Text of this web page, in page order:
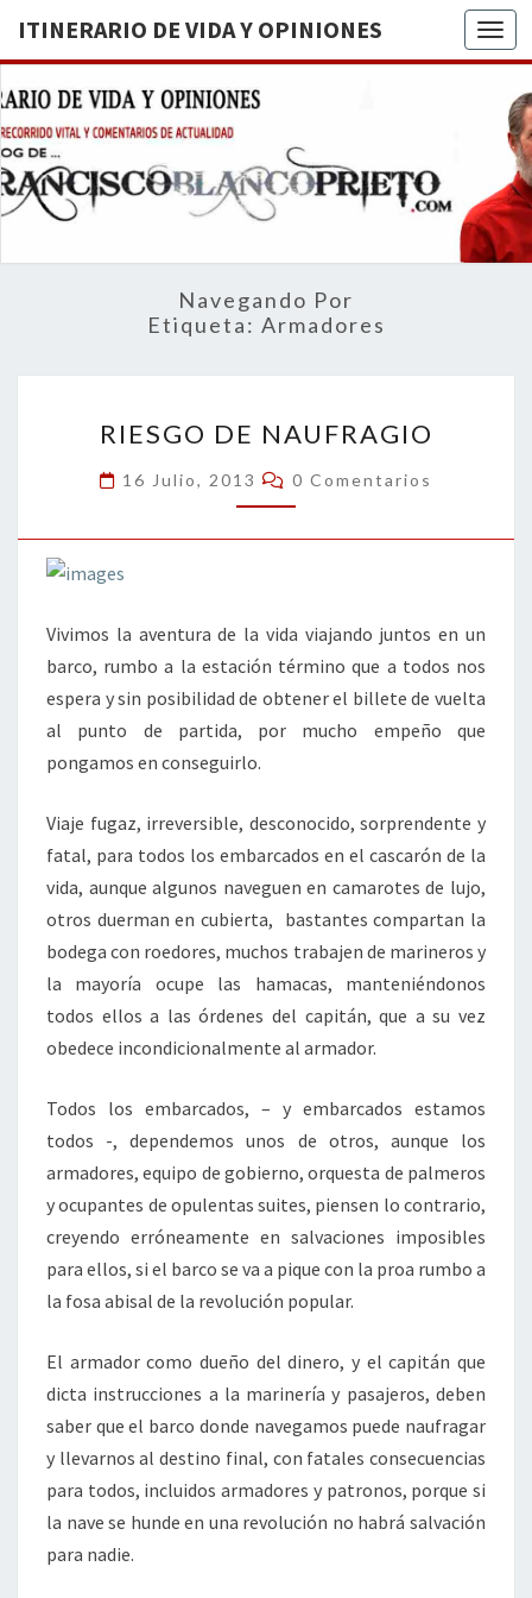
ITINERARIO DE VIDA Y OPINIONES
DE
BREVE
RECORRIDO
VITAL Y
ACTUALIDAD
Navegando Por
Etiqueta: Armadores
DE
NAUFRAGIO
RIESGO DE NAUFRAGIO
16 Julio, 2013 Comentarios
0 Comentarios
Vivimos la aventura de la vida viajando juntos en un
barco, rumbo a la estación término que a todos nos
espera y sin posibilidad de obtener el billete de vuelta
al punto de partida, por mucho empeño que
pongamos en conseguirlo.
Viaje fugaz, irreversible, desconocido, sorprendente y
fatal, para todos los embarcados en el cascarón de la
vida, aunque algunos naveguen en camarotes de lujo,
otros duerman en cubierta, bastantes compartan la
bodega con roedores, muchos trabajen de marineros y
la mayoría ocupe las hamacas, manteniéndonos
todos ellos a las órdenes del capitán, que a su vez
obedece incondicionalmente al armador.
Todos los embarcados, – y embarcados estamos
todos -, dependemos unos de otros, aunque los
armadores, equipo de gobierno, orquesta de palmeros
y ocupantes de opulentas suites, piensen lo contrario,
creyendo erróneamente en salvaciones imposibles
para ellos, si el barco se va a pique con la proa rumbo a
la fosa abisal de la revolución popular.
El armador como dueño del dinero, y el capitán que
dicta instrucciones a la marinería y pasajeros, deben
saber que el barco donde navegamos puede naufragar
y llevarnos al destino final, con fatales consecuencias
para todos, incluidos armadores y patronos, porque si
la nave se hunde en una revolución no habrá salvación
para nadie.